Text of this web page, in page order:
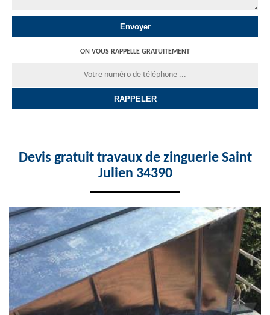
ON VOUS RAPPELLE GRATUITEMENT
Devis gratuit travaux de zinguerie Saint
Julien 34390